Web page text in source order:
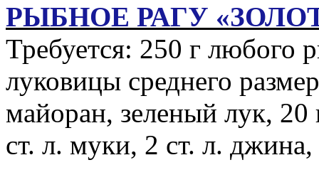
РЫБНОЕ РАГУ
Требуется: 250 г любого
луковицы среднего
майоран, зеленый лук,
ст. л. муки, 2 ст. л.